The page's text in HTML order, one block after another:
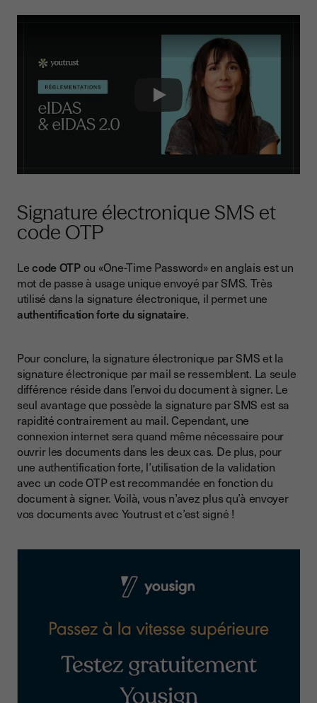
Play
Signature électronique SMS et
code OTP
Lecode OTPou «One-Time Password» en anglais est un
mot de passe à usage unique envoyé par SMS. Très
utilisé dans la signature électronique, il permet une
authentification forte du signataire.
Pour conclure, la signature électronique par SMS et la
signature électronique par mail se ressemblent. La seule
différence réside dans l’envoi du document à signer. Le
seul avantage que possède la signature par SMS est sa
rapidité contrairement au mail. Cependant, une
connexion internet sera quand même nécessaire pour
ouvrir les documents dans les deux cas. De plus, pour
une authentification forte, l’utilisation de la validation
avec un code OTP est recommandée en fonction du
document à signer. Voilà, vous n’avez plus qu’à envoyer
vos documents avec Youtrust et c’est signé !